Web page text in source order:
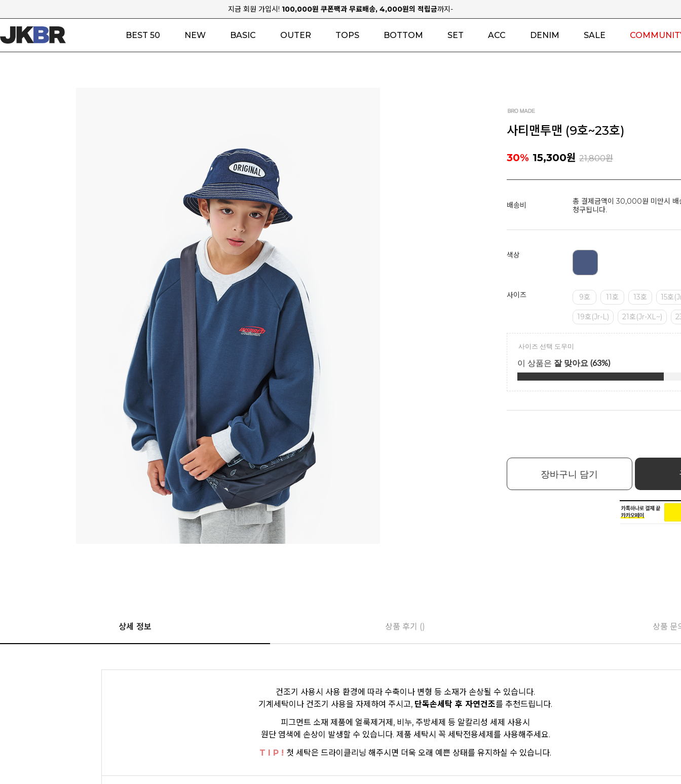
지금 회원 가입시! 100,000원 쿠폰팩과 무료배송, 4,000원의 적립금까지-
BEST 50 NEW BASIC OUTER TOPS BOTTOM SET ACC DENIM SALE
사티맨투맨 (9호~23호)
30% 15,300원 21,800원
배송비
총 결제금액이 30,000원 미만시
청구됩니다.
색상
사이즈 9호 11호 13호 15호
19호(Jr-L) 21호(Jr-XL~)
장바구니 담기
상세 정보 상품 후기 () 상품 문
건조기 사용시 사용 환경에 따라 수축이나 변형 등 소재가 손상될 수 있습니다.
기계세탁이나 건조기 사용을 자제하여 주시고, 단독손세탁 후 자연건조를 추천드립니다.
피그먼트 소재 제품에 얼룩제거제, 비누, 주방세제 등 알칼리성 세제 사용시
원단 염색에 손상이 발생할 수 있습니다. 제품 세탁시 꼭 세탁전용세제를 사용해주세요.
T I P ! 첫 세탁은 드라이클리닝 해주시면 더욱 오래 예쁜 상태를 유지하실 수 있습니다.